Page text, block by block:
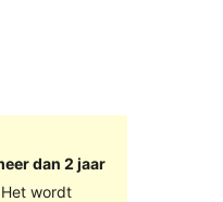
dan 2 jaar
wordt